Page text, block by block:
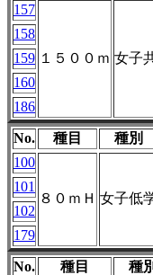
157
１５００ｍ 女子
158
159
160
186
No. 種目 種別
100
８０ｍＨ 女子低
101
102
179
No. 種目 種